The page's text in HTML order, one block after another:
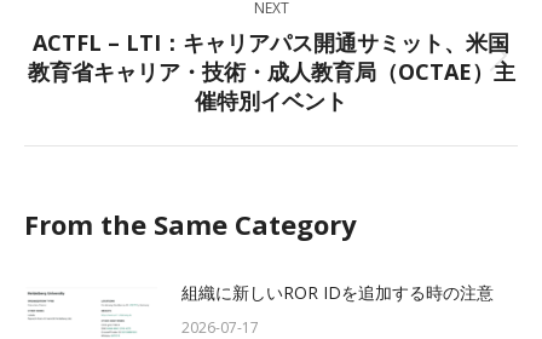
NEXT
Next
post:
ACTFL – LTI：キャリアパス開通サミット、米国
教育省キャリア・技術・成人教育局（OCTAE）主
催特別イベント
From the Same Category
組織に新しいROR IDを追加する時の注意
2026-07-17